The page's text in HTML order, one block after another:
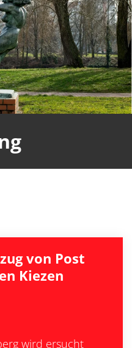
von Post
Kiezen
wird ersucht